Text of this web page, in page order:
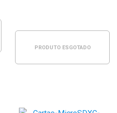
PRODUTO ESGOTADO